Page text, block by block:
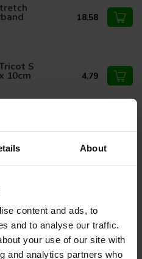
About
content and ads, to
and to analyse our traffic.
your use of our site with
and analytics partners who
18,58
S
10cm 4,79
Maat E
Neem contact op via
of bel+31 (0)30 203 59 02